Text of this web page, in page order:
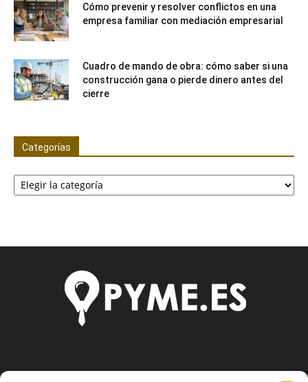
Cómo prevenir y resolver conflictos en una
empresa familiar con mediación empresarial
Cuadro de mando de obra: cómo saber si una
construcción gana o pierde dinero antes del
cierre
Categorías
Categorías